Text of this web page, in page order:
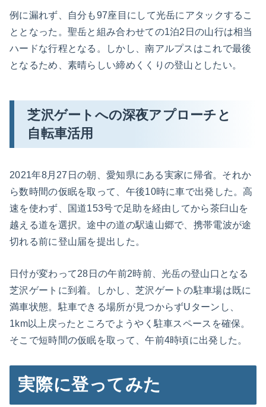
例に漏れず、自分も97座目にして光岳にアタックするこ
ととなった。聖岳と組み合わせての1泊2日の山行は相当
ハードな行程となる。しかし、南アルプスはこれで最後
となるため、素晴らしい締めくくりの登山としたい。
芝沢ゲートへの深夜アプローチと
自転車活用
2021年8月27日の朝、愛知県にある実家に帰省。それか
ら数時間の仮眠を取って、午後10時に車で出発した。高
速を使わず、国道153号で足助を経由してから茶臼山を
越える道を選択。途中の道の駅遠山郷で、携帯電波が途
切れる前に登山届を提出した。
日付が変わって28日の午前2時前、光岳の登山口となる
芝沢ゲートに到着。しかし、芝沢ゲートの駐車場は既に
満車状態。駐車できる場所が見つからずUターンし、
1km以上戻ったところでようやく駐車スペースを確保。
そこで短時間の仮眠を取って、午前4時頃に出発した。
実際に登ってみた